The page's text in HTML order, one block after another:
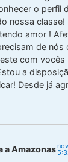
o perfil
nossa
amor !
de nós
com vocês
a
Desde já
a Amazonas